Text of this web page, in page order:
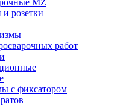
MZ
розетки
работ
с фиксатором